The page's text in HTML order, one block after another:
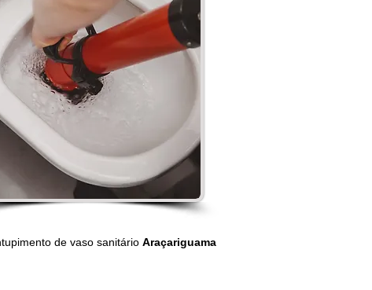
de vaso sanitário Araçariguama